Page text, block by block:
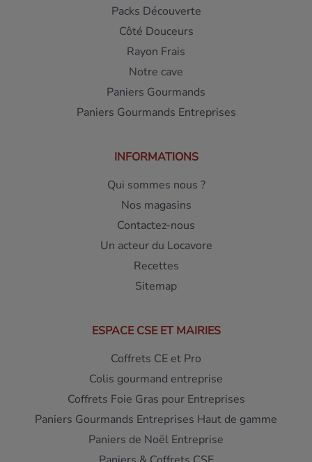
Packs Découverte
Côté Douceurs
Rayon Frais
Notre cave
Paniers Gourmands
Paniers Gourmands Entreprises
INFORMATIONS
Qui sommes nous ?
Nos magasins
Contactez-nous
Un acteur du Locavore
Recettes
Sitemap
ESPACE CSE ET MAIRIES
Coffrets CE et Pro
Colis gourmand entreprise
Coffrets Foie Gras pour Entreprises
Paniers Gourmands Entreprises Haut de gamme
Paniers de Noël Entreprise